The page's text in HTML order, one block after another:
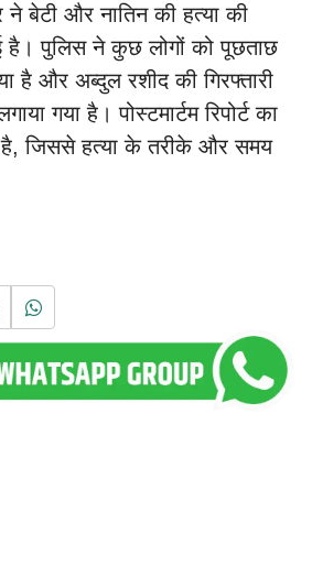
ने बेटी और नातिन की हत्या की
पुलिस ने कुछ लोगों को पूछताछ
है और अब्दुल रशीद की गिरफ्तारी
गया है। पोस्टमार्टम रिपोर्ट का
है, जिससे हत्या के तरीके और समय